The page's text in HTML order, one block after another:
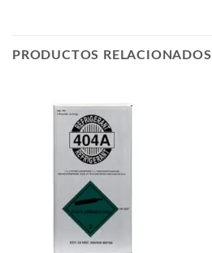
PRODUCTOS RELACIONADOS